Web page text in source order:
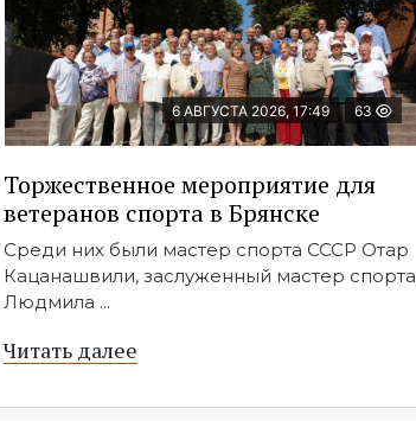
6 АВГУСТА 2026, 17:49 63
Торжественное мероприятие для
ветеранов спорта в Брянске
Среди них были мастер спорта СССР Отар
Кацанашвили, заслуженный мастер спорта
Людмила ...
Читать далее